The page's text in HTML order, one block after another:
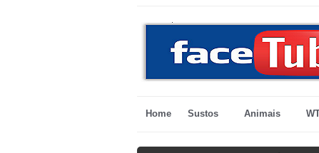
Home Sustos Animais